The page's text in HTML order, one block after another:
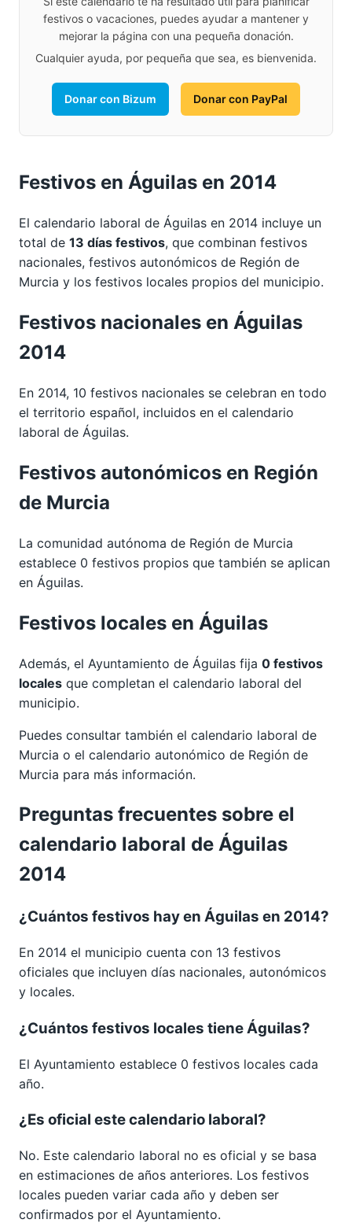
festivos o vacaciones, puedes ayudar a mantener y
mejorar la página con una pequeña donación.
Cualquier ayuda, por pequeña que sea, es bienvenida.
Donar con Bizum Donar con PayPal
Festivos en Águilas en 2014
El calendario laboral de Águilas en 2014 incluye un
total de 13 días festivos, que combinan festivos
nacionales, festivos autonómicos de Región de
Murcia y los festivos locales propios del municipio.
Festivos nacionales en Águilas
2014
En 2014, 10 festivos nacionales se celebran en todo
el territorio español, incluidos en el calendario
laboral de Águilas.
Festivos autonómicos en Región
de Murcia
La comunidad autónoma de Región de Murcia
establece 0 festivos propios que también se aplican
en Águilas.
Festivos locales en Águilas
Además, el Ayuntamiento de Águilas fija 0 festivos
locales que completan el calendario laboral del
municipio.
Puedes consultar también el calendario laboral de
Murcia o el calendario autonómico de Región de
Murcia para más información.
Preguntas frecuentes sobre el
calendario laboral de Águilas
2014
¿Cuántos festivos hay en Águilas en 2014?
En 2014 el municipio cuenta con 13 festivos
oficiales que incluyen días nacionales, autonómicos
y locales.
¿Cuántos festivos locales tiene Águilas?
El Ayuntamiento establece 0 festivos locales cada
año.
¿Es oficial este calendario laboral?
No. Este calendario laboral no es oficial y se basa
en estimaciones de años anteriores. Los festivos
locales pueden variar cada año y deben ser
confirmados por el Ayuntamiento.